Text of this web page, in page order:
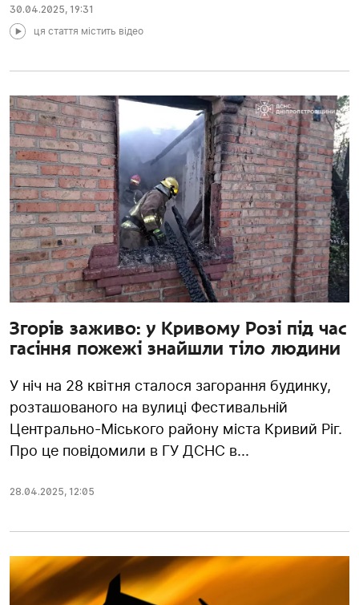
30.04.2025, 19:31
ця стаття містить відео
Згорів заживо: у Кривому Розі під час
гасіння пожежі знайшли тіло людини
У ніч на 28 квітня сталося загорання будинку,
розташованого на вулиці Фестивальній
Центрально-Міського району міста Кривий Ріг.
Про це повідомили в ГУ ДСНС в...
28.04.2025, 12:05